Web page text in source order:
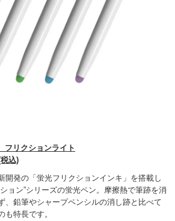
リクションライト
込)
開発の「蛍光フリクションインキ」を搭載し
ョン”シリーズの蛍光ペン。摩擦熱で筆跡を消
、鉛筆やシャープペンシルの消し跡と比べて
も特長です。